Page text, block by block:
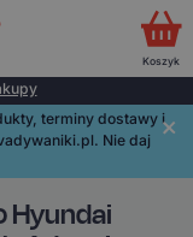
terminy dostawy i
Nie daj
Hyundai
Koszyk